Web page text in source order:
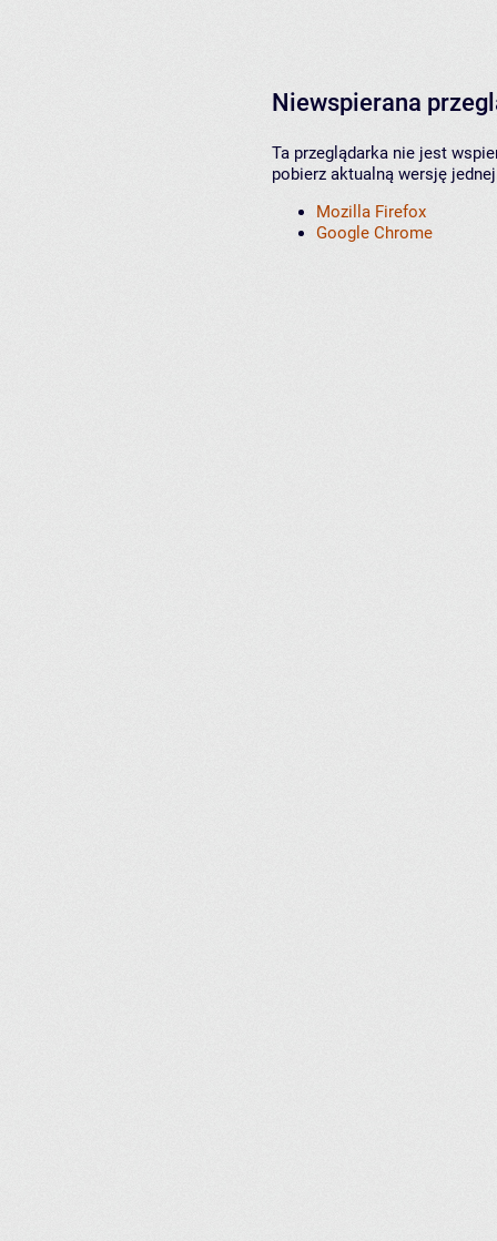
Niewspierana
Ta przeglądarka nie jest
pobierz aktualną wersję
Mozilla Firefox
Google Chrome